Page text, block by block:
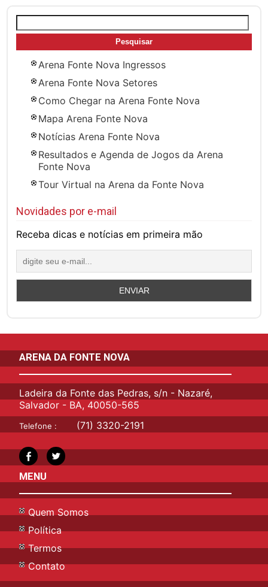
por:
Arena Fonte Nova Ingressos
Arena Fonte Nova Setores
Como Chegar na Arena Fonte Nova
Mapa Arena Fonte Nova
Notícias Arena Fonte Nova
Resultados e Agenda de Jogos da Arena
Fonte Nova
Tour Virtual na Arena da Fonte Nova
Novidades por e-mail
Receba dicas e notícias em primeira mão
ARENA DA FONTE NOVA
Ladeira da Fonte das Pedras, s/n - Nazaré,
Salvador - BA, 40050-565
Telefone : (71) 3320-2191
MENU
Quem Somos
Política
Termos
Contato